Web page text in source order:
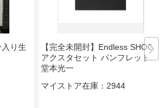
り生
【完全未開封】Endless SHOCK
アクスタセット パンフレット
堂本光一
マイストア在庫： 2944